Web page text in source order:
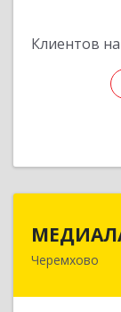
Клиентов
Черемхово
665413,